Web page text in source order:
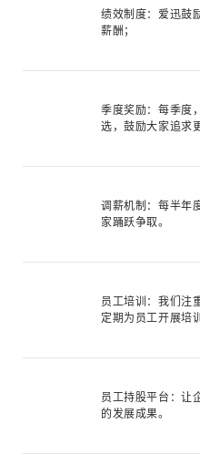
绩效制度：爱迅鼓
薪酬；
季度奖励：每季度
选，鼓励大家追求
调薪机制：每半年
家踊跃争取。
员工培训：我们注
定期为员工开展培
员工持股平台：让
的发展成果。